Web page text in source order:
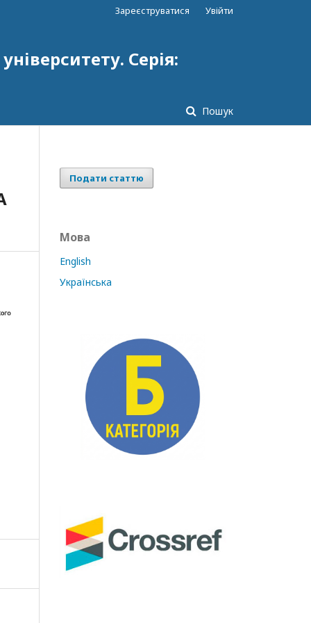
Серія:
Пошук
Зареєструватися Увійти
Подати статтю
Мова
English
Українська